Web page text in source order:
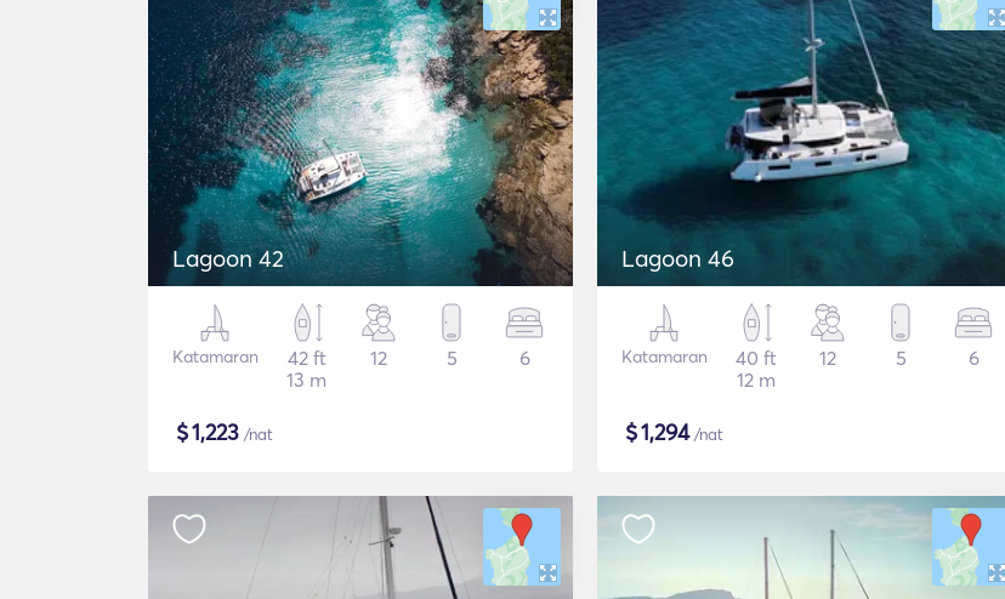
Lagoon 42
Katamaran
42 ft
13 m
12 5 6
$1,223 /nat
Lagoon 46
Katamaran
40 ft
12 m
12 5 6
$1,294/nat